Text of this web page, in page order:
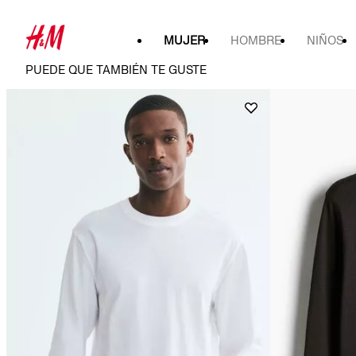
MUJER HOMBRE NIÑOS
PUEDE QUE TAMBIÉN TE GUSTE